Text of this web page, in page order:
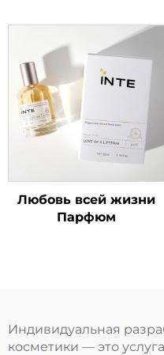
Любовь всей жизни
Парфюм
Индивидуальная
косметики — это